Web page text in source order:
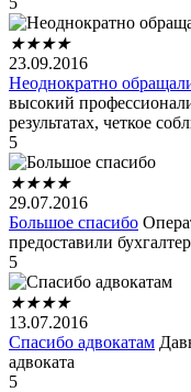
★★★★
23.09.2016
Неоднократно
высокий
результатах, четкое
5
★★★★
29.07.2016
Большое спасибо
предоставили
5
★★★★
13.07.2016
Спасибо адвокатам
адвоката
5